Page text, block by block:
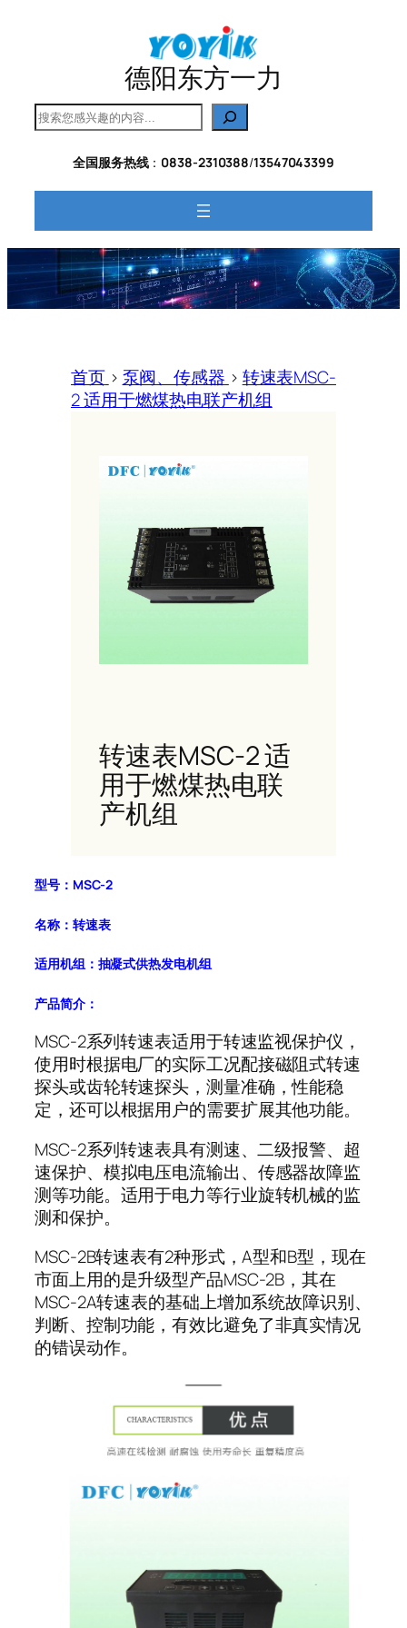
德阳东方一力
搜
索
全国服务热线： 0838-2310388/13547043399
首页 > 泵阀、传感器 > 转速表MSC-
2 适用于燃煤热电联产机组
转速表MSC-2 适
用于燃煤热电联
产机组
型号：MSC-2
名称：转速表
适用机组：抽凝式供热发电机组
产品简介：
MSC-2系列转速表适用于转速监视保护仪，
使用时根据电厂的实际工况配接磁阻式转速
探头或齿轮转速探头，测量准确，性能稳
定，还可以根据用户的需要扩展其他功能。
MSC-2系列转速表具有测速、二级报警、超
速保护、模拟电压电流输出、传感器故障监
测等功能。适用于电力等行业旋转机械的监
测和保护。
MSC-2B转速表有2种形式，A型和B型，现在
市面上用的是升级型产品MSC-2B，其在
MSC-2A转速表的基础上增加系统故障识别、
判断、控制功能，有效比避免了非真实情况
的错误动作。